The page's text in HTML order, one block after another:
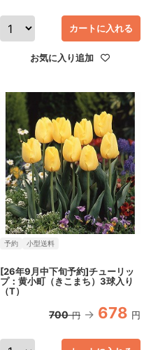
お気に入り追加
カートに入れる
予約 小型送料
[26年9月中下旬予約]チューリッ
プ：黄小町（きこまち）3球入り
（T）
700 円 678 円